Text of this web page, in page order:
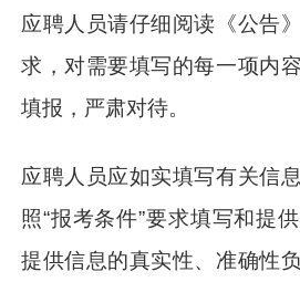
应聘人员请仔细阅读《公告
求，对需要填写的每一项内
填报，严肃对待。
应聘人员应如实填写有关信
照“报考条件”要求填写和提
提供信息的真实性、准确性